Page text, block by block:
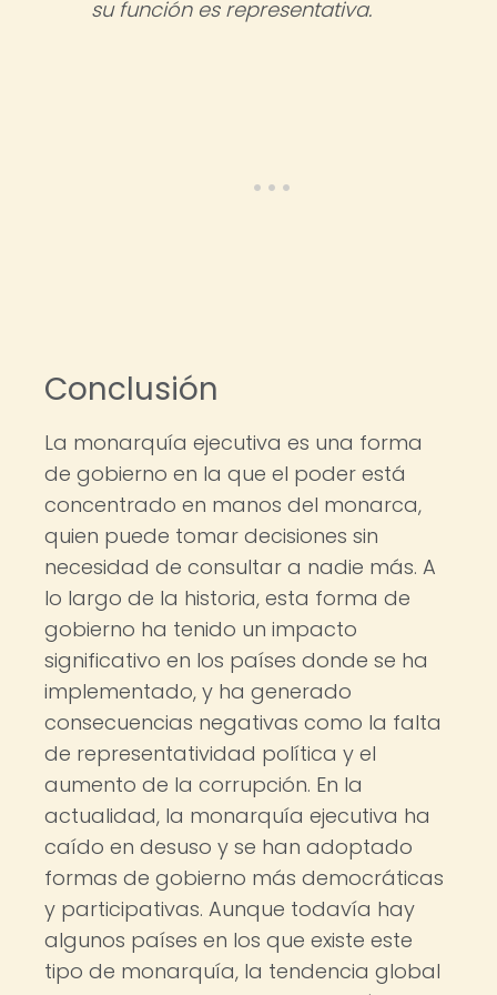
su función es representativa.
Conclusión
La monarquía ejecutiva es una forma
de gobierno en la que el poder está
concentrado en manos del monarca,
quien puede tomar decisiones sin
necesidad de consultar a nadie más. A
lo largo de la historia, esta forma de
gobierno ha tenido un impacto
significativo en los países donde se ha
implementado, y ha generado
consecuencias negativas como la falta
de representatividad política y el
aumento de la corrupción. En la
actualidad, la monarquía ejecutiva ha
caído en desuso y se han adoptado
formas de gobierno más democráticas
y participativas. Aunque todavía hay
algunos países en los que existe este
tipo de monarquía, la tendencia global